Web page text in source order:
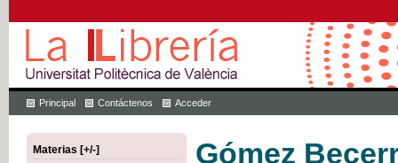
Principal Contáctenos Acceder
Materias [+/-]
Gómez